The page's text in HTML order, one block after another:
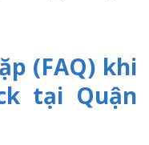
(FAQ) khi
tại Quận